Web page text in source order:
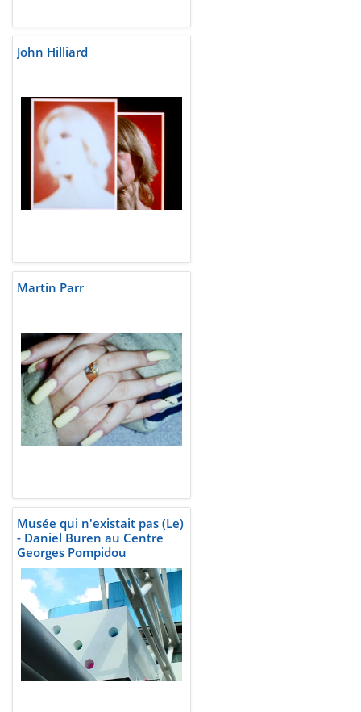
John Hilliard
Martin Parr
Musée qui n'existait pas (Le)
- Daniel Buren au Centre
Georges Pompidou